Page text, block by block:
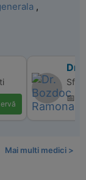
,
Dr.
📅
Mai multi medici >